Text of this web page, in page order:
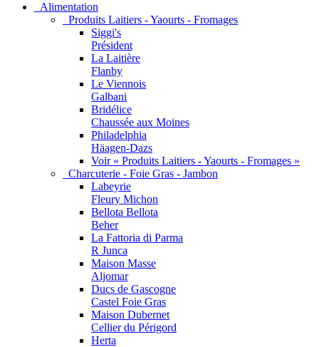
Alimentation
Produits Laitiers - Yaourts - Fromages
Siggi's
Président
La Laitière
Flanby
Le Viennois
Galbani
Bridélice
Chaussée aux Moines
Philadelphia
Häagen-Dazs
Voir « Produits Laitiers - Yaourts - Fromages »
Charcuterie - Foie Gras - Jambon
Labeyrie
Fleury Michon
Bellota Bellota
Beher
La Fattoria di Parma
R Junca
Maison Masse
Aljomar
Ducs de Gascogne
Castel Foie Gras
Maison Dubernet
Cellier du Périgord
Herta